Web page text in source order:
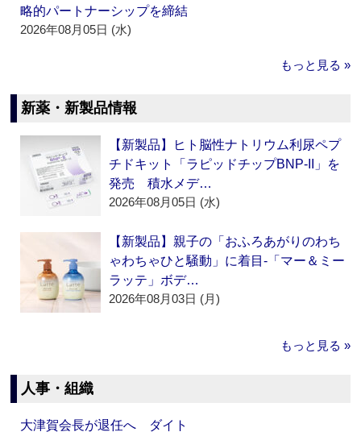
略的パートナーシップを締結
2026年08月05日 (水)
もっと見る »
新薬・新製品情報
【新製品】ヒト脳性ナトリウム利尿ペプ
チドキット「ラピッドチップBNP-II」を
発売 積水メデ…
2026年08月05日 (水)
【新製品】親子の「おふろあがりのわち
ゃわちゃひと騒動」に着目‐「マー＆ミー
ラッテ」ボデ…
2026年08月03日 (月)
もっと見る »
人事・組織
大津賀会長が退任へ ダイト